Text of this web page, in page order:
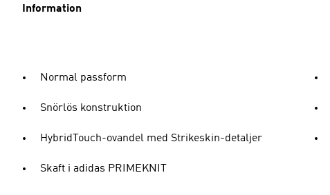
Information
Normal passform
Snörlös konstruktion
HybridTouch-ovandel med Strikeskin-detaljer
Skaft i adidas PRIMEKNIT